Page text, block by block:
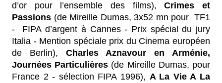
d’or pour l’ensemble des films),Crimes et
Passions (de Mireille Dumas, 3x52 mn pour TF1
- FIPA d’argent à Cannes - Prix spécial du jury
Italia - Mention spéciale prix du Cinema européen
de Berlin), Charles Aznavour en Arménie,
Journées Particulières (de Mireille Dumas, pour
France 2 - sélection FIPA 1996), A La Vie A La